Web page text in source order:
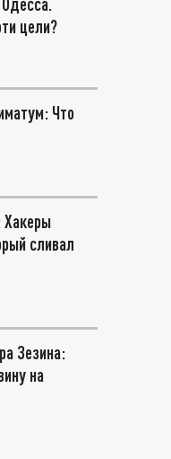
цели?
Что
Хакеры
сливал
Зезина:
на